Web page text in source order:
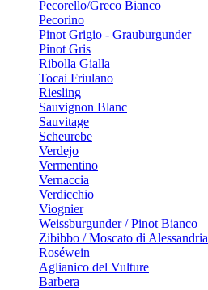
Pecorello/Greco Bianco
Pecorino
Pinot Grigio - Grauburgunder
Pinot Gris
Ribolla Gialla
Tocai Friulano
Riesling
Sauvignon Blanc
Sauvitage
Scheurebe
Verdejo
Vermentino
Vernaccia
Verdicchio
Viognier
Weissburgunder / Pinot Bianco
Zibibbo / Moscato di Alessandria
Roséwein
Aglianico del Vulture
Barbera